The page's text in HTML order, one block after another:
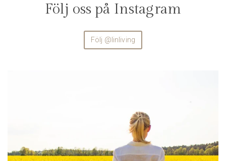
Följ oss på Instagram
Följ @linliving